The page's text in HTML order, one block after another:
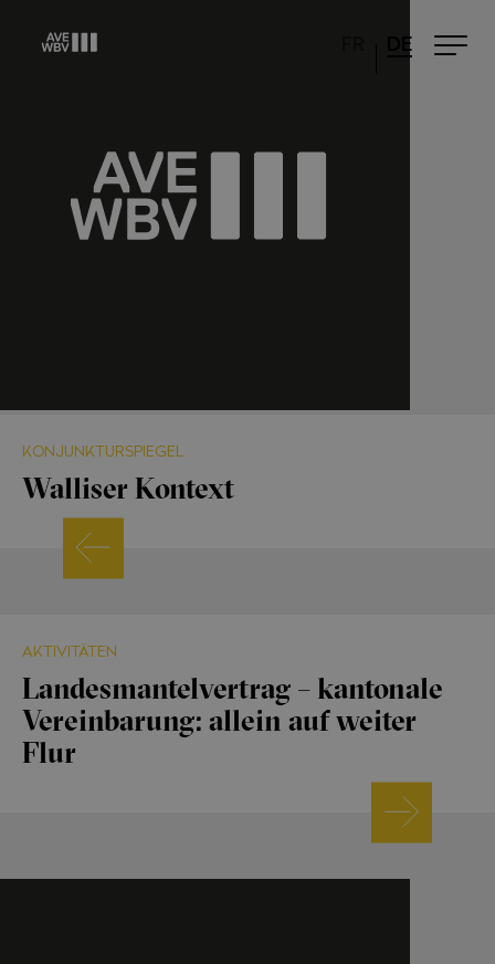
DE
KONJUNKTURSPIEGEL
Walliser Kontext
AKTIVITÄTEN
Landesmantelvertrag – kantonale
Vereinbarung: allein auf weiter
Flur